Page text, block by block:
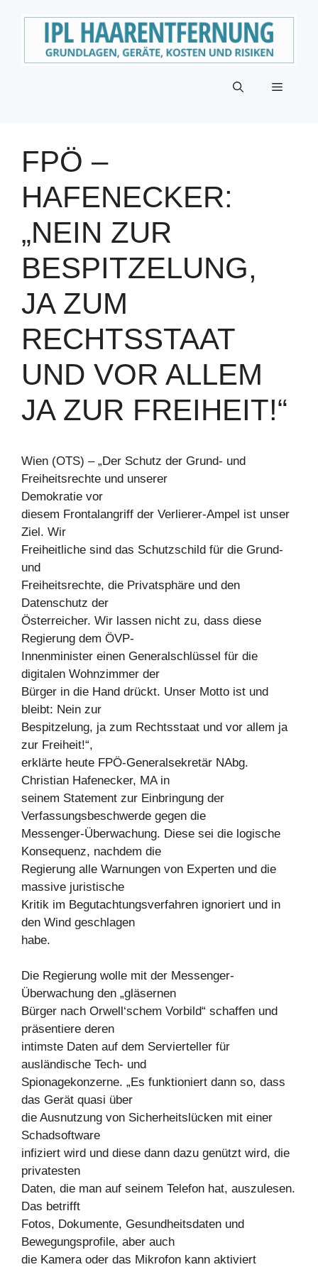
Menü
FPÖ –
HAFENECKER:
„NEIN ZUR
BESPITZELUNG,
JA ZUM
RECHTSSTAAT
UND VOR ALLEM
JA ZUR FREIHEIT!“
Wien (OTS) – „Der Schutz der Grund- und
Freiheitsrechte und unserer
Demokratie vor
diesem Frontalangriff der Verlierer-Ampel ist unser
Ziel. Wir
Freiheitliche sind das Schutzschild für die Grund-
und
Freiheitsrechte, die Privatsphäre und den
Datenschutz der
Österreicher. Wir lassen nicht zu, dass diese
Regierung dem ÖVP-
Innenminister einen Generalschlüssel für die
digitalen Wohnzimmer der
Bürger in die Hand drückt. Unser Motto ist und
bleibt: Nein zur
Bespitzelung, ja zum Rechtsstaat und vor allem ja
zur Freiheit!“,
erklärte heute FPÖ-Generalsekretär NAbg.
Christian Hafenecker, MA in
seinem Statement zur Einbringung der
Verfassungsbeschwerde gegen die
Messenger-Überwachung. Diese sei die logische
Konsequenz, nachdem die
Regierung alle Warnungen von Experten und die
massive juristische
Kritik im Begutachtungsverfahren ignoriert und in
den Wind geschlagen
habe.
Die Regierung wolle mit der Messenger-
Überwachung den „gläsernen
Bürger nach Orwell‘schem Vorbild“ schaffen und
präsentiere deren
intimste Daten auf dem Servierteller für
ausländische Tech- und
Spionagekonzerne. „Es funktioniert dann so, dass
das Gerät quasi über
die Ausnutzung von Sicherheitslücken mit einer
Schadsoftware
infiziert wird und diese dann dazu genützt wird, die
privatesten
Daten, die man auf seinem Telefon hat, auszulesen.
Das betrifft
Fotos, Dokumente, Gesundheitsdaten und
Bewegungsprofile, aber auch
die Kamera oder das Mikrofon kann aktiviert